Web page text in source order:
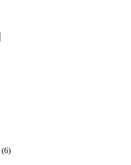
(6)